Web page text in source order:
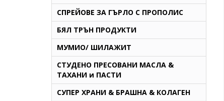
СПРЕЙОВЕ ЗА ГЪРЛО С ПРОПОЛИС
БЯЛ ТРЪН ПРОДУКТИ
МУМИО/ ШИЛАЖИТ
СТУДЕНО ПРЕСОВАНИ МАСЛА &
ТАХАНИ и ПАСТИ
СУПЕР ХРАНИ & БРАШНА & КОЛАГЕН